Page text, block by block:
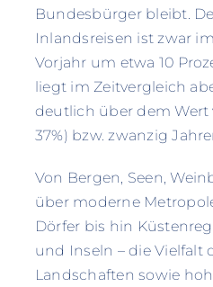
Bundesbürger bleibt.
Inlandsreisen ist zwar
Vorjahr um etwa 10
liegt im Zeitvergleich
deutlich über dem Wert
37%) bzw. zwanzig
Von Bergen, Seen,
über moderne
Dörfer bis hin
und Inseln – die Vielfalt
Landschaften sowie